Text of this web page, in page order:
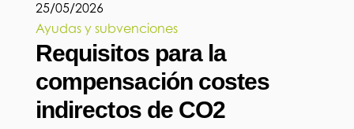
25/05/2026
Ayudas y subvenciones
Requisitos para la
compensación costes
indirectos de CO2